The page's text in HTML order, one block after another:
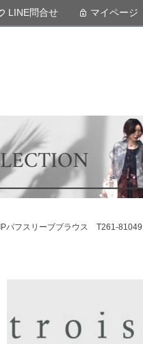
LINE問合せ マイページ
パフスリーブブラウス T261-